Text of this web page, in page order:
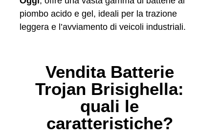
piombo acido e gel, ideali per la trazione
leggera e l’avviamento di veicoli industriali.
Vendita Batterie
Trojan Brisighella:
quali le
caratteristiche?